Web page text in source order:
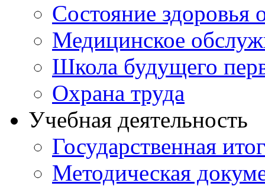
Состояние
Медицинское
Школа будущего
Охрана труда
Учебная деятельность
Государственная
Методическая